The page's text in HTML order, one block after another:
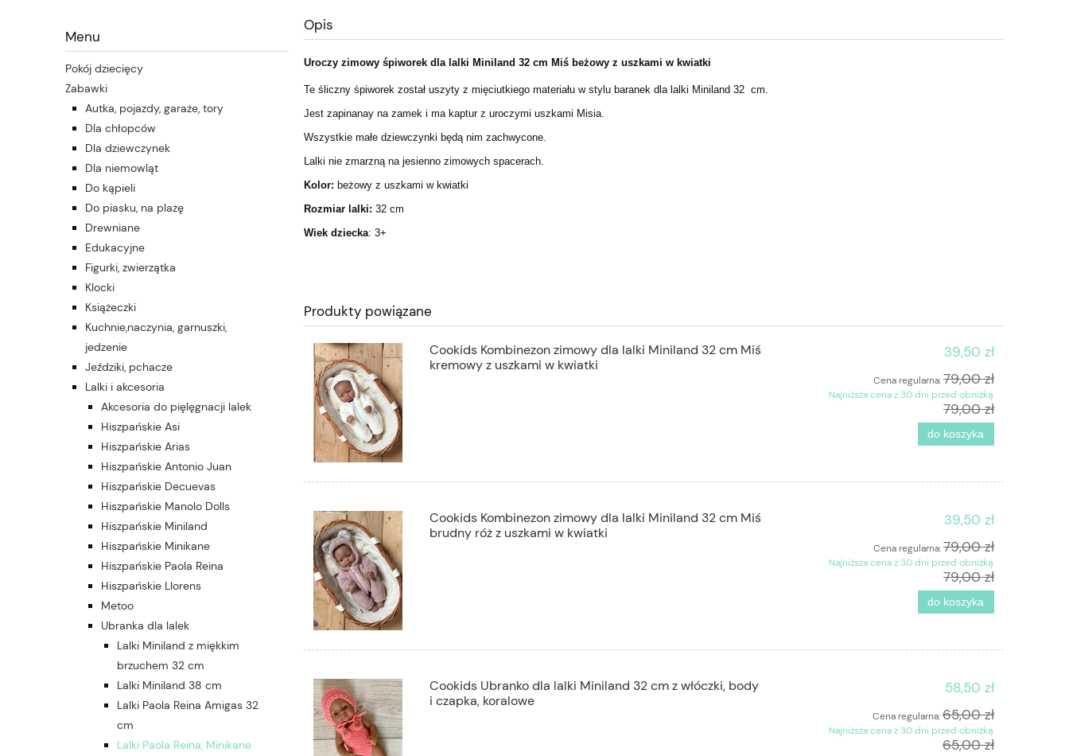
Menu
Pokój dziecięcy
Zabawki
Autka, pojazdy, garaże, tory
Dla chłopców
Dla dziewczynek
Dla niemowląt
Do kąpieli
Do piasku, na plażę
Drewniane
Edukacyjne
Figurki, zwierzątka
Klocki
Książeczki
Kuchnie,naczynia, garnuszki,
jedzenie
Jeździki, pchacze
Lalki i akcesoria
Akcesoria do pięlęgnacji lalek
Hiszpańskie Asi
Hiszpańskie Arias
Hiszpańskie Antonio Juan
Hiszpańskie Decuevas
Hiszpańskie Manolo Dolls
Hiszpańskie Miniland
Hiszpańskie Minikane
Hiszpańskie Paola Reina
Hiszpańskie Llorens
Metoo
Ubranka dla lalek
Lalki Miniland z miękkim
brzuchem 32 cm
Lalki Miniland 38 cm
Lalki Paola Reina Amigas 32
cm
Lalki Paola Reina, Minikane
Opis
Uroczy zimowy śpiworek dla lalki Miniland 32 cm Miś beżowy z uszkami w kwiatki
Te śliczny śpiworek został uszyty z mięciutkiego materiału w stylu baranek dla lalki Miniland 32 cm.
Jest zapinanay na zamek i ma kaptur z uroczymi uszkami Misia.
Wszystkie małe dziewczynki będą nim zachwycone.
Lalki nie zmarzną na jesienno zimowych spacerach.
Kolor: beżowy z uszkami w kwiatki
Rozmiar lalki: 32 cm
Wiek dziecka: 3+
Produkty powiązane
Cookids Kombinezon zimowy dla lalki Miniland 32 cm Miś
kremowy z uszkami w kwiatki
39,50 zł
Cena regularna:79,00 zł
Najniższa cena z 30 dni przed obniżką:
79,00 zł
do koszyka
Cookids Kombinezon zimowy dla lalki Miniland 32 cm Miś
brudny róż z uszkami w kwiatki
39,50 zł
Cena regularna:79,00 zł
Najniższa cena z 30 dni przed obniżką:
79,00 zł
do koszyka
Cookids Ubranko dla lalki Miniland 32 cm z włóczki, body
i czapka, koralowe
58,50 zł
Cena regularna:65,00 zł
Najniższa cena z 30 dni przed obniżką:
65,00 zł